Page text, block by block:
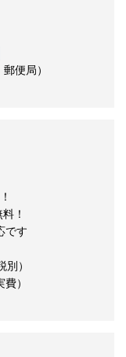
便局）
！
です
別）
）